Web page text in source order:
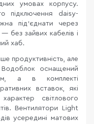
умовах корпусу.
підключення daisy-
під'єднати через
без зайвих кабелів і
хаб.
продуктивність, але
Водоблок оснащений
а в комплекті
вставок, які
світлового
Вентилятори Light
усередині матових